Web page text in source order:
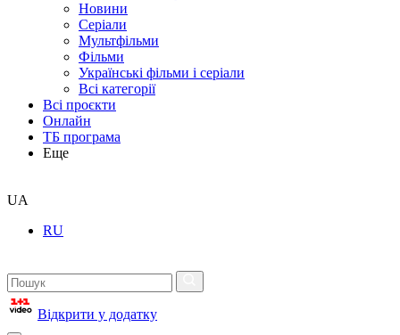
Новини
Серіали
Мультфільми
Фільми
Українські фільми і серіали
Всі категорії
Всі проєкти
Онлайн
ТБ програма
Еще
UA
RU
Відкрити у додатку